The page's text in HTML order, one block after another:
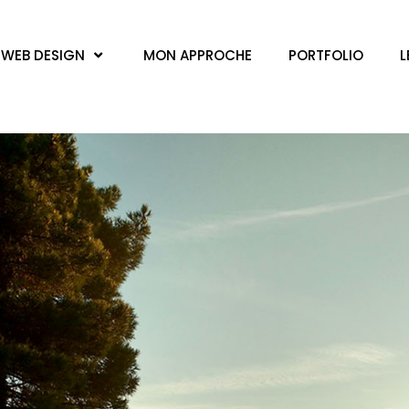
WEB DESIGN MON APPROCHE PORTFOLIO